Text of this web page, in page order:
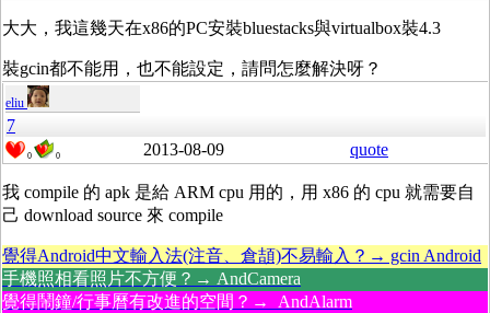
大大，我這幾天在x86的PC安裝bluestacks與virtualbox裝4.3
裝gcin都不能用，也不能設定，請問怎麼解決呀？
eliu
7
0 0 2013-08-09 quote
我 compile 的 apk 是給 ARM cpu 用的，用 x86 的 cpu 就需要自
己 download source 來 compile
覺得Android中文輸入法(注音、倉頡)不易輸入？→ gcin Android
手機照相看照片不方便？→ AndCamera
覺得鬧鐘/行事曆有改進的空間？→ AndAlarm